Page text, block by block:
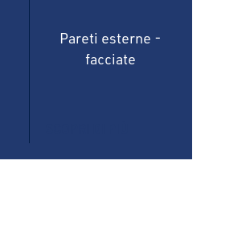
Pareti esterne -
facciate